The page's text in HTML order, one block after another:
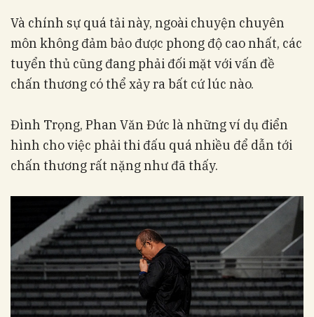
Và chính sự quá tải này, ngoài chuyện chuyên
môn không đảm bảo được phong độ cao nhất, các
tuyển thủ cũng đang phải đối mặt với vấn đề
chấn thương có thể xảy ra bất cứ lúc nào.
Đình Trọng, Phan Văn Đức là những ví dụ điển
hình cho việc phải thi đấu quá nhiều để dẫn tới
chấn thương rất nặng như đã thấy.